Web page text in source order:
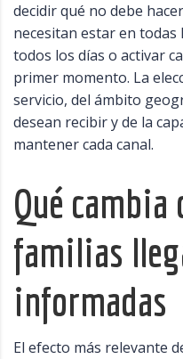
decidir qué no debe
necesitan estar en
todos los días o activar
primer momento. La
servicio, del ámbito
desean recibir y de la
mantener cada canal.
Qué cambia
familias
informadas
El efecto más relevante